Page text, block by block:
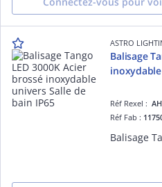
ASTRO
Balisage
Réf Rexel :
Réf Fab :